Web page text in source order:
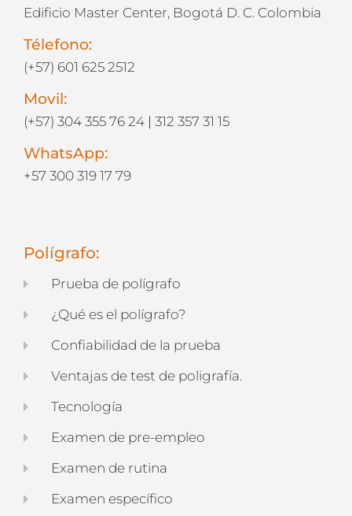
Edificio Master Center, Bogotá D. C. Colombia
Télefono:
(+57) 601 625 2512
Movil:
(+57) 304 355 76 24 | 312 357 31 15
WhatsApp:
+57 300 319 17 79
Polígrafo:
Prueba de polígrafo
¿Qué es el polígrafo?
Confiabilidad de la prueba
Ventajas de test de poligrafía.
Tecnología
Examen de pre-empleo
Examen de rutina
Examen específico